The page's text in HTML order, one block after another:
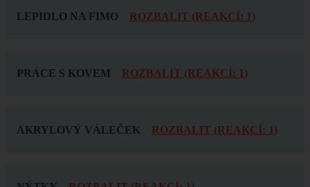
LEPIDLO NA FIMO ROZBALIT (REAKCÍ: 1)
PRÁCE S KOVEM ROZBALIT (REAKCÍ: 1)
AKRYLOVÝ VÁLEČEK ROZBALIT (REAKCÍ: 1)